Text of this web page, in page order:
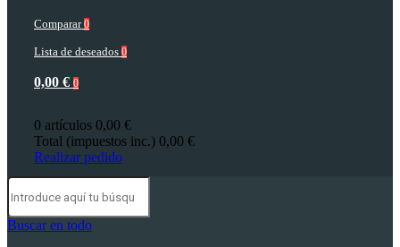
Comparar 0
Lista de deseados 0
0,00 € 0
0 artículos 0,00 €
Total (impuestos inc.) 0,00 €
Realizar pedido
Buscar en todo